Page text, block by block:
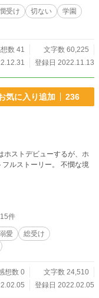
ことから碧は意識不明の敦
憶喪失という設定で敦とし
てみるとみんなから嫌われ
的に自己満の作品なので、
の胸糞展開もありますが、
受け 切ない
学園
数 41
文字数 60,225
登録日 2022.11.13
気に入り追加 236
ルストーリー。 不憫な境
件
愛
総受け
想数 0
文字数 24,510
登録日 2022.02.05